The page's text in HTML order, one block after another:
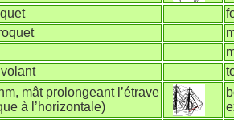
mât prolongeant l’étrave
à l’horizontale)